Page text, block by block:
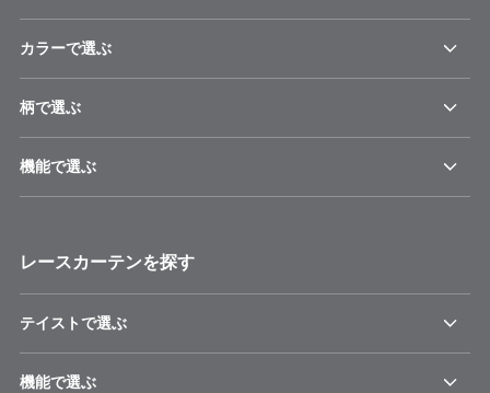
カラーで選ぶ
柄で選ぶ
機能で選ぶ
レースカーテンを探す
テイストで選ぶ
機能で選ぶ